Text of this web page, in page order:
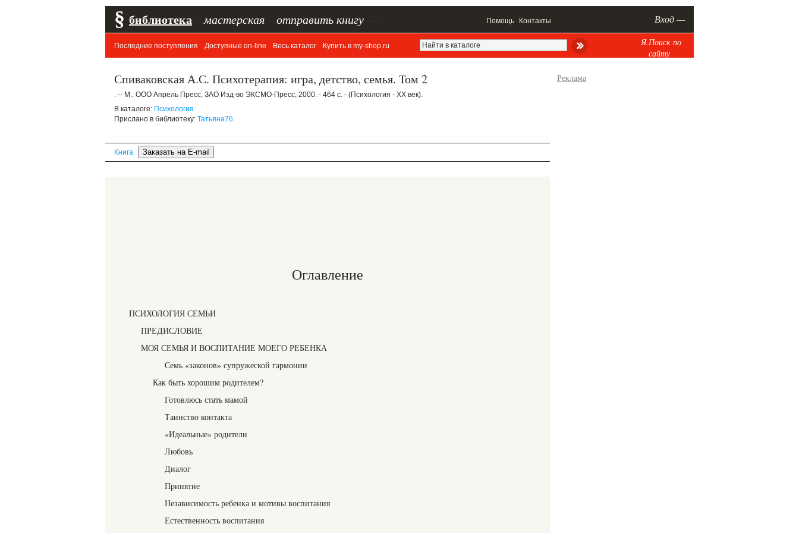
§ библиотека мастерская отправить книгу Помощь Контакты Вход —
Последние поступления Доступные on-line Весь каталог Купить в my-shop.ru
Я.Поиск по
сайту
Спиваковская А.С. Психотерапия: игра, детство, семья. Том 2
. -- М.: ООО Апрель Пресс, ЗАО Изд-во ЭКСМО-Пресс, 2000. - 464 с. - (Психология - XX век).
В каталоге: Психология
Прислано в библиотеку: Татьяна76
Книга
Оглавление
ПСИХОЛОГИЯ СЕМЬИ
ПРЕДИСЛОВИЕ
МОЯ СЕМЬЯ И ВОСПИТАНИЕ МОЕГО РЕБЕНКА
Семь «законов» супружеской гармонии
Как быть хорошим родителем?
Готовлюсь стать мамой
Таинство контакта
«Идеальные» родители
Любовь
Диалог
Принятие
Независимость ребенка и мотивы воспитания
Естественность воспитания
Реклама